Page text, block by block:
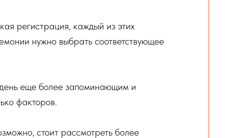
регистрация, каждый из этих
нужно выбрать соответствующее
день еще более запоминающим и
факторов.
стоит рассмотреть более